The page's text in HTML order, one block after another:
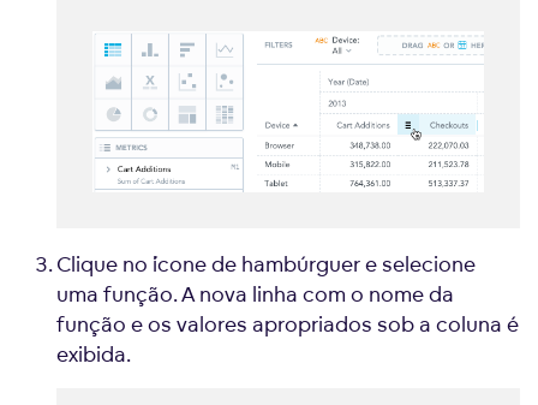
Clique no ícone de hambúrguer e selecione
uma função. A nova linha com o nome da
função e os valores apropriados sob a coluna é
exibida.